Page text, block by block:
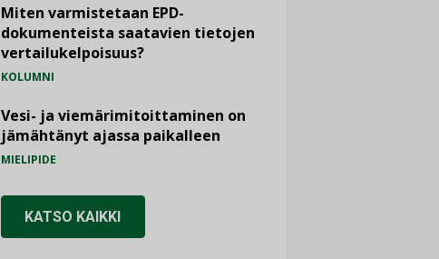
Miten varmistetaan EPD-
dokumenteista saatavien tietojen
vertailukelpoisuus?
KOLUMNI
Vesi- ja viemärimitoittaminen on
jämähtänyt ajassa paikalleen
MIELIPIDE
KATSO KAIKKI